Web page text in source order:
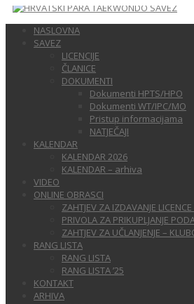
NASLOVNA
SAVEZ
LICENCIJE
ČLANICE
DOKUMENTI
Dokumenti HPTS/HPO
Dokumenti WT/IPC/MO
Pristup informacijama
NATJEČAJI
KALENDAR
KALENDAR 2026
KALENDAR – arhiva
VIDEO
ONLINE OBRASCI
ZAHTJEV ZA IZDAVANJE LICENCE
PRIVOLA ZA PRIKUPLJANJE
ZAHTJEV ZA UČLANJENJE –
RANG LISTA
RANG LISTA
RANG LISTA ’25
KONTAKT
ARHIVA